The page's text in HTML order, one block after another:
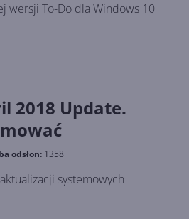
wersji To-Do dla Windows 10
2018 Update.
odsłon: 1358
systemowych